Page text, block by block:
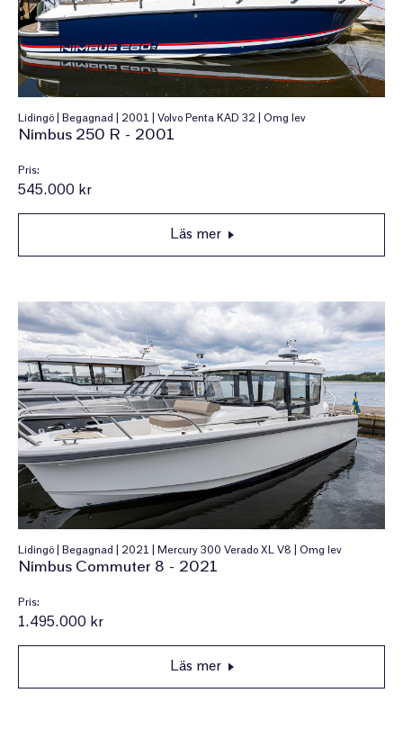
Lidingö | Begagnad | 2001 | Volvo Penta KAD 32 | Omg lev
Nimbus 250 R - 2001
Pris:
545.000 kr
Läs mer
Lidingö | Begagnad | 2021 | Mercury 300 Verado XL V8 | Omg lev
Nimbus Commuter 8 - 2021
Pris:
1.495.000 kr
Läs mer